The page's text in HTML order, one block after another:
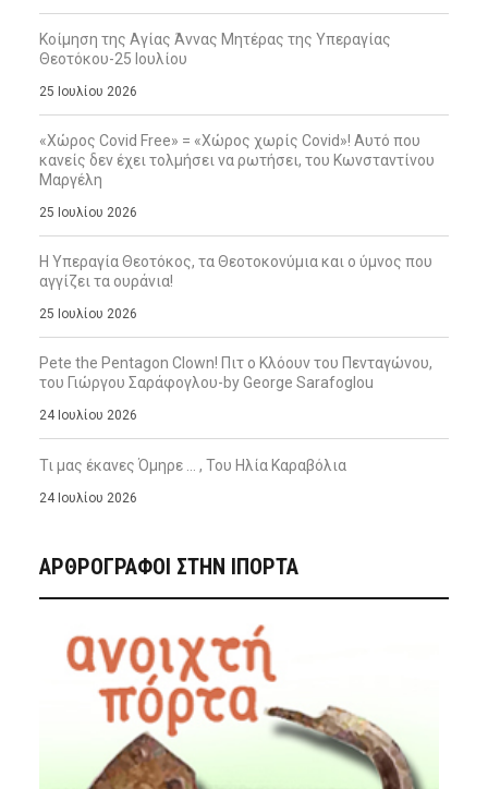
Κοίμηση της Αγίας Άννας Μητέρας της Υπεραγίας
Θεοτόκου-25 Ιουλίου
25 Ιουλίου 2026
«Χώρος Covid Free» = «Χώρος χωρίς Covid»! Αυτό που
κανείς δεν έχει τολμήσει να ρωτήσει, του Κωνσταντίνου
Μαργέλη
25 Ιουλίου 2026
Η Υπεραγία Θεοτόκος, τα Θεοτοκονύμια και ο ύμνος που
αγγίζει τα ουράνια!
25 Ιουλίου 2026
Pete the Pentagon Clown! Πιτ ο Κλόουν του Πενταγώνου,
του Γιώργου Σαράφογλου-by George Sarafoglou
24 Ιουλίου 2026
Τι μας έκανες Όμηρε … , Του Ηλία Καραβόλια
24 Ιουλίου 2026
ΑΡΘΡΟΓΡΑΦΟΙ ΣΤΗΝ IΠΟΡΤΑ